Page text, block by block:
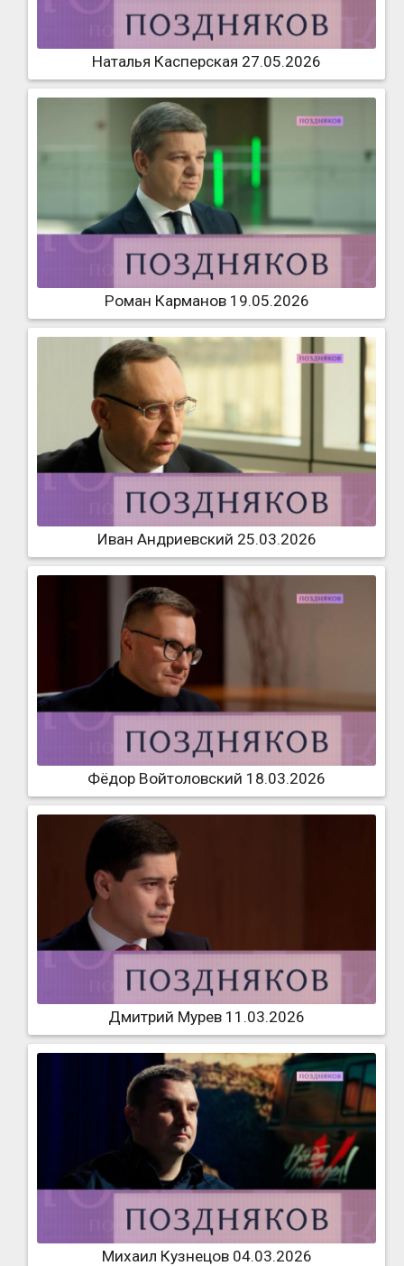
Наталья Касперская 27.05.2026
Роман Карманов 19.05.2026
Иван Андриевский 25.03.2026
Фёдор Войтоловский 18.03.2026
Дмитрий Мурев 11.03.2026
Михаил Кузнецов 04.03.2026